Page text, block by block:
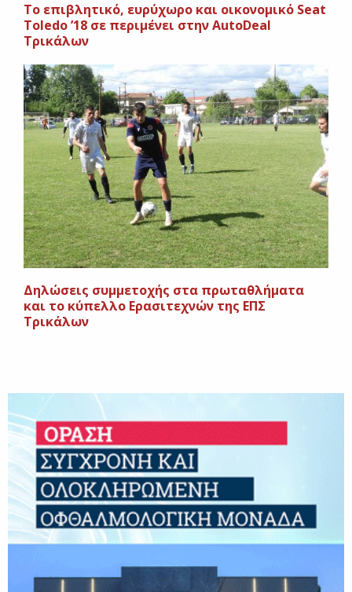
Το επιβλητικό, ευρύχωρο και οικονομικό Seat
Toledo ’18 σε περιμένει στην AutoDeal
Τρικάλων
Δηλώσεις συμμετοχής στα πρωταθλήματα
και το κύπελλο Ερασιτεχνών της ΕΠΣ
Τρικάλων